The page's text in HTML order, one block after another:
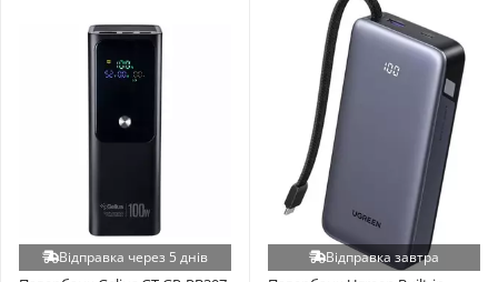
Відправка через 5 днів Відправка завтра